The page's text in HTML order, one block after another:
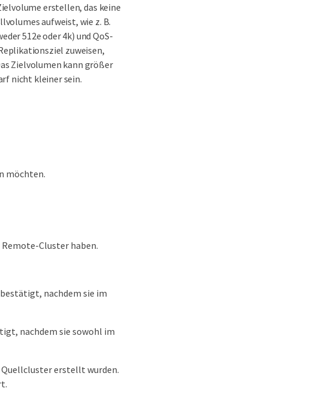
erstellen, das keine
aufweist, wie z. B.
512e oder 4k) und QoS-
zuweisen,
Zielvolumen kann größer
nicht kleiner sein.
möchten.
Remote-Cluster haben.
nachdem sie im
nachdem sie sowohl im
Quellcluster erstellt wurden.